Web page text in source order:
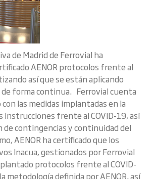
de Madrid de Ferrovial ha
AENOR protocolos frente al
así que se están aplicando
de forma continua. Ferrovial cuenta
las medidas implantadas en la
instrucciones frente al COVID-19, así
de contingencias y continuidad del
AENOR ha certificado que los
Inacua, gestionados por Ferrovial
protocolos frente al COVID-
metodología definida por AENOR, así